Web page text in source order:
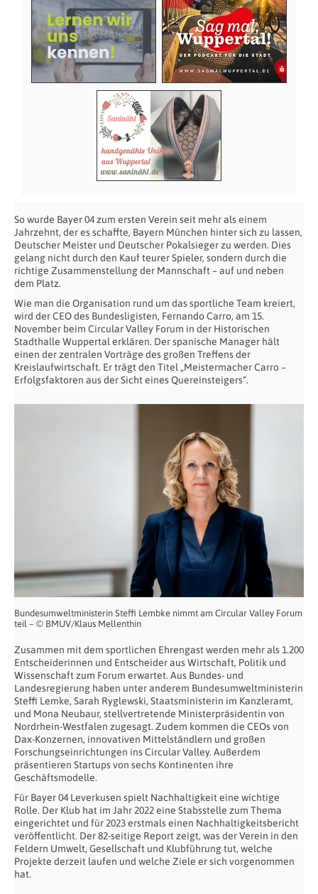
So wurde Bayer 04 zum ersten Verein seit mehr als einem
Jahrzehnt, der es schaffte, Bayern München hinter sich zu lassen,
Deutscher Meister und Deutscher Pokalsieger zu werden. Dies
gelang nicht durch den Kauf teurer Spieler, sondern durch die
richtige Zusammenstellung der Mannschaft – auf und neben
dem Platz.
Wie man die Organisation rund um das sportliche Team kreiert,
wird der CEO des Bundesligisten, Fernando Carro, am 15.
November beim Circular Valley Forum in der Historischen
Stadthalle Wuppertal erklären. Der spanische Manager hält
einen der zentralen Vorträge des großen Treffens der
Kreislaufwirtschaft. Er trägt den Titel „Meistermacher Carro –
Erfolgsfaktoren aus der Sicht eines Quereinsteigers“.
Bundesumweltministerin Steffi Lembke nimmt am Circular Valley Forum
teil – © BMUV/Klaus Mellenthin
Zusammen mit dem sportlichen Ehrengast werden mehr als 1.200
Entscheiderinnen und Entscheider aus Wirtschaft, Politik und
Wissenschaft zum Forum erwartet. Aus Bundes- und
Landesregierung haben unter anderem Bundesumweltministerin
Steffi Lemke, Sarah Ryglewski, Staatsministerin im Kanzleramt,
und Mona Neubaur, stellvertretende Ministerpräsidentin von
Nordrhein-Westfalen zugesagt. Zudem kommen die CEOs von
Dax-Konzernen, innovativen Mittelständlern und großen
Forschungseinrichtungen ins Circular Valley. Außerdem
präsentieren Startups von sechs Kontinenten ihre
Geschäftsmodelle.
Für Bayer 04 Leverkusen spielt Nachhaltigkeit eine wichtige
Rolle. Der Klub hat im Jahr 2022 eine Stabsstelle zum Thema
eingerichtet und für 2023 erstmals einen Nachhaltigkeitsbericht
veröffentlicht. Der 82-seitige Report zeigt, was der Verein in den
Feldern Umwelt, Gesellschaft und Klubführung tut, welche
Projekte derzeit laufen und welche Ziele er sich vorgenommen
hat.